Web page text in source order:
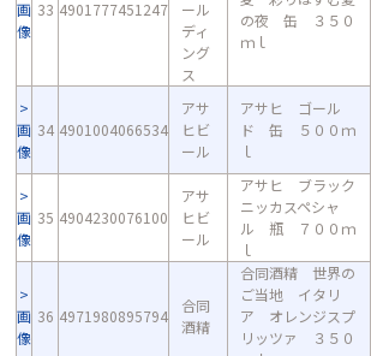
画
像
33 4901777451247
ール
ディ
ング
ス
の夜 缶 ３５０
ｍｌ
画
像
34 4901004066534
アサ
ヒビ
ール
アサヒ ゴール
ド 缶 ５００ｍ
ｌ
画
像
35 4904230076100
アサ
ヒビ
ール
アサヒ ブラック
ニッカスペシャ
ル 瓶 ７００ｍ
ｌ
画
像
36 4971980895794
合同
酒精
合同酒精 世界の
ご当地 イタリ
ア オレンジスプ
リッツァ ３５０